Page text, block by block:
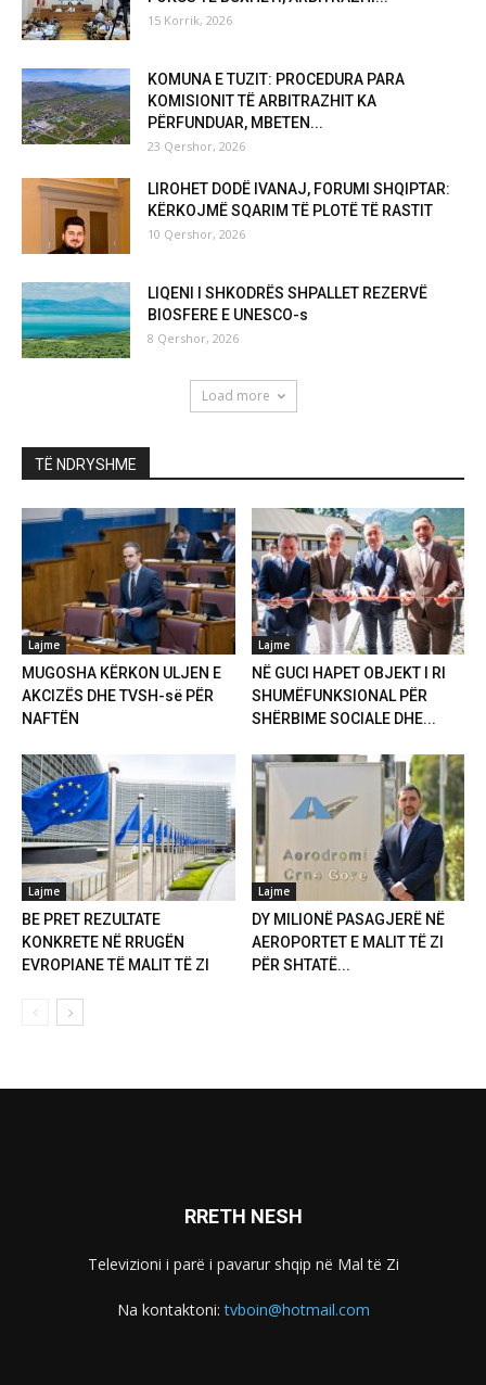
15 Korrik, 2026
KOMUNA E TUZIT: PROCEDURA PARA
KOMISIONIT TË ARBITRAZHIT KA
PËRFUNDUAR, MBETEN...
23 Qershor, 2026
LIROHET DODË IVANAJ, FORUMI SHQIPTAR:
KËRKOJMË SQARIM TË PLOTË TË RASTIT
10 Qershor, 2026
LIQENI I SHKODRËS SHPALLET REZERVË
BIOSFERE E UNESCO-s
8 Qershor, 2026
Load more
TË NDRYSHME
Lajme
MUGOSHA KËRKON ULJEN E
AKCIZËS DHE TVSH-së PËR
NAFTËN
Lajme
NË GUCI HAPET OBJEKT I RI
SHUMËFUNKSIONAL PËR
SHËRBIME SOCIALE DHE...
Lajme
BE PRET REZULTATE
KONKRETE NË RRUGËN
EVROPIANE TË MALIT TË ZI
Lajme
DY MILIONË PASAGJERË NË
AEROPORTET E MALIT TË ZI
PËR SHTATË...
RRETH NESH
Televizioni i parë i pavarur shqip në Mal të Zi
Na kontaktoni:tvboin@hotmail.com